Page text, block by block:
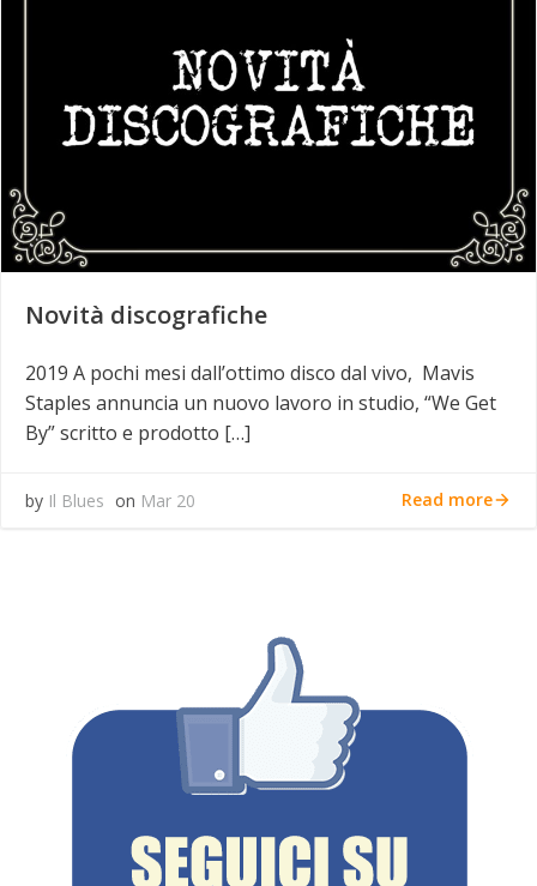
Novità discografiche
2019 A pochi mesi dall’ottimo disco dal vivo, Mavis
Staples annuncia un nuovo lavoro in studio, “We Get
By” scritto e prodotto […]
by Il Blues on Mar 20 Read more